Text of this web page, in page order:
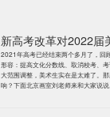
2021年高考已经结束两个多月了，回
形容：提高文化分数线、取消校考、
大范围调整，美术生实在是太难了。
响？下面北京画室刘老师来和大家说说